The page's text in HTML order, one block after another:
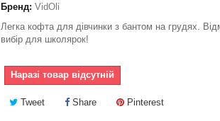
Бренд: VidOli
Легка кофта для дівчинки з бантом на грудях.
вибір для школярок!
Наразі товар відсутній
Tweet Share Pinterest